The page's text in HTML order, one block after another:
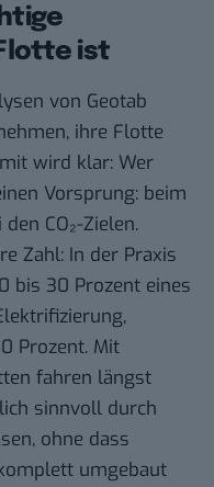
ist
von Geotab
ihre Flotte
wird klar: Wer
Vorsprung: beim
CO₂-Zielen.
Zahl: In der Praxis
bis 30 Prozent eines
Prozent. Mit
fahren längst
sinnvoll durch
ohne dass
umgebaut